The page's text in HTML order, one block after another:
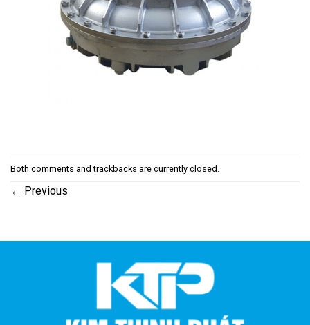
Both comments and trackbacks are currently closed.
← Previous